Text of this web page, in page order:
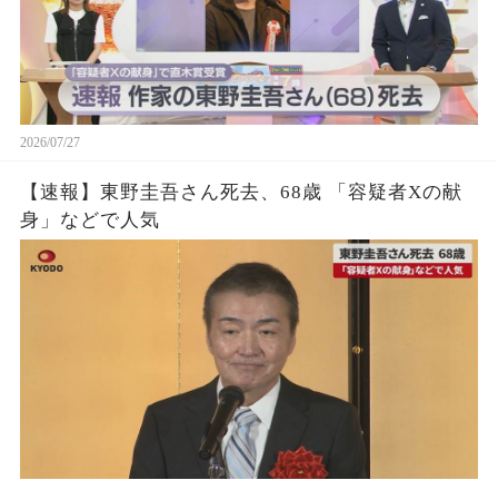
2026/07/27
【速報】東野圭吾さん死去、68歳 「容疑者Xの献
身」などで人気